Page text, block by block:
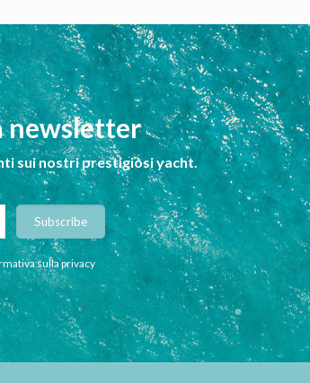
newsletter
sui nostri prestigiosi yacht.
sulla privacy